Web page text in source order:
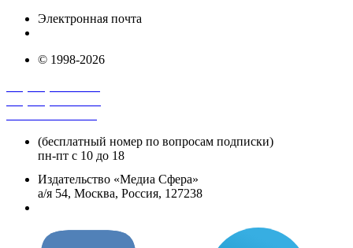
Электронная почта
© 1998-2026
(бесплатный номер по вопросам подписки)
пн-пт с 10 до 18
Издательство «Медиа Сфера»
а/я 54, Москва, Россия, 127238